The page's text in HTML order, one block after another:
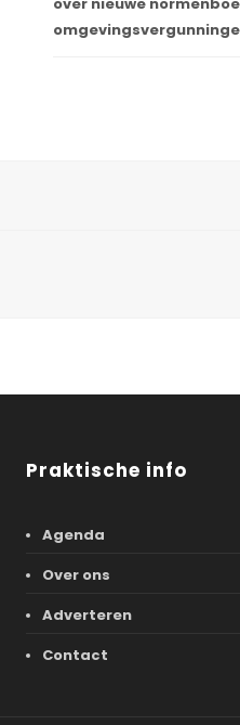
over nieuwe
Praktische info
Agenda
Over ons
Adverteren
Contact